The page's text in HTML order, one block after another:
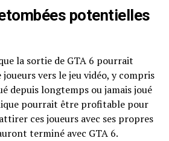
potentielles
la sortie de GTA 6 pourrait
vers le jeu vidéo, y compris
depuis longtemps ou jamais joué
pourrait être profitable pour
ces joueurs avec ses propres
terminé avec GTA 6.